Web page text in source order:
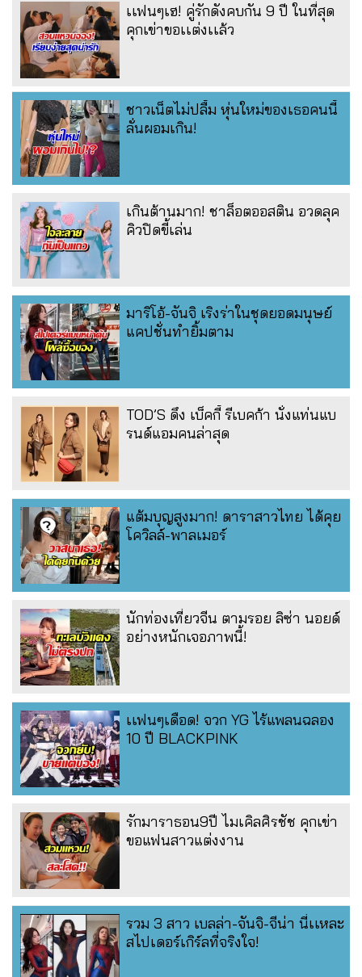
เเฟนๆเฮ! คู่รักดังคบกัน 9 ปี ในที่สุด
คุกเข่าขอเเต่งเเล้ว
ชาวเน็ตไม่ปลื้ม หุ่นใหม่ของเธอคนนี้
ลั่นผอมเกิน!
เกินต้านมาก! ชาล็อตออสติน อวดลุค
คิวปิดขี้เล่น
มาริโอ้-จันจิ เริงร่าในชุดยอดมนุษย์
แคปชั่นทำยิ้มตาม
TOD’S ดึง เบ็คกี้ รีเบคก้า นั่งแท่นแบ
รนด์แอมคนล่าสุด
แต้มบุญสูงมาก! ดาราสาวไทย ได้คุย
โควิลล์-พาลเมอร์
นักท่องเที่ยวจีน ตามรอย ลิซ่า นอยด์
อย่างหนักเจอภาพนี้!
เเฟนๆเดือด! จวก YG ไร้แพลนฉลอง
10 ปี BLACKPINK
รักมาราธอน9ปี ไมเคิลศิรชัช คุกเข่า
ขอแฟนสาวแต่งงาน
รวม 3 สาว เบลล่า-จันจิ-จีน่า นี่เเหละ
สไปเดอร์เกิร์ลที่จริงใจ!